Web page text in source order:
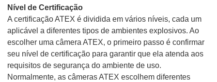
Nível de Certificação
A certificação ATEX é dividida em vários níveis, cada um
aplicável a diferentes tipos de ambientes explosivos. Ao
escolher uma câmera ATEX, o primeiro passo é confirmar
seu nível de certificação para garantir que ela atenda aos
requisitos de segurança do ambiente de uso.
Normalmente, as câmeras ATEX escolhem diferentes